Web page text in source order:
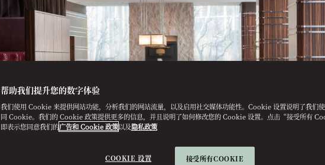
帮助我们提升您的数字体验
我们使用 Cookie 来提供网站功能，分析我们的网站流量，以及启用社交媒体功能性。Cookie 设置说明了我们
同 Cookie。我们的 Cookie 政策提供更多的信息，并且说明了如何修改您的 Cookie 设置。点击“接受所有
即表示您同意我们的广告和 Cookie 政策以及隐私政策
COOKIE 设置 接受所有COOKIE